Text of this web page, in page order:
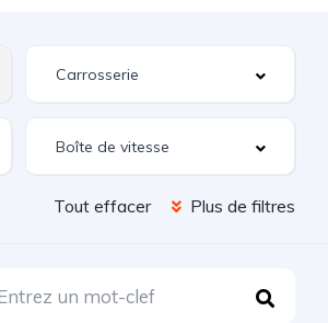
Tout effacer Plus de filtres